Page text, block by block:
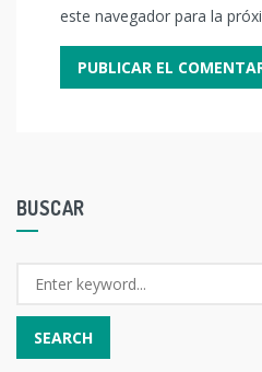
este navegador para la
BUSCAR